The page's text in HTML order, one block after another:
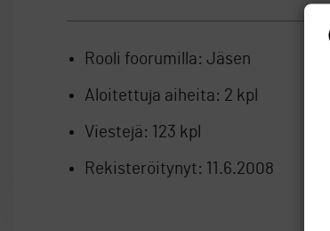
Rooli foorumilla: Jäsen
Aloitettuja aiheita: 2 kpl
Viestejä: 123 kpl
Rekisteröitynyt: 11.6.2008